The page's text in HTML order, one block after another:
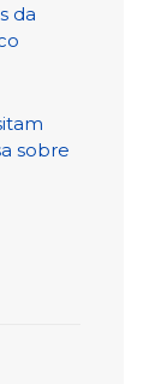
da
sobre